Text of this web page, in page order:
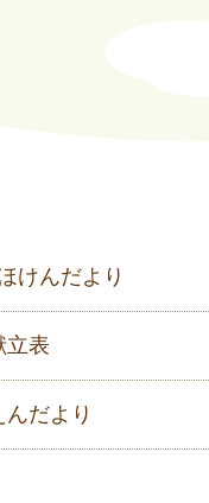
けんだより
立表
だより